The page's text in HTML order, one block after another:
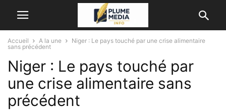
Accueil A la une
Niger : Le pays touché par une crise alimentaire
sans précédent
Niger : Le pays touché par
une crise alimentaire sans
précédent